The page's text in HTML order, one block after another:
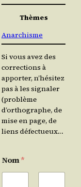
Thèmes
Anarchisme
Si vous avez des
corrections à
apporter, n’hésitez
pas à les signaler
(problème
d’orthographe, de
mise en page, de
liens défectueux…
Nom*